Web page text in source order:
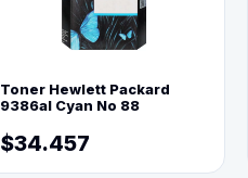
Toner Hewlett Packard
9386al Cyan No 88
$34.457